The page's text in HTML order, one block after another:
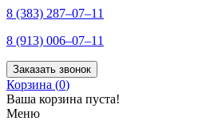
8 (383) 287–07–11
8 (913) 006–07–11
Заказать звонок
Корзина (0)
Ваша корзина пуста!
Меню